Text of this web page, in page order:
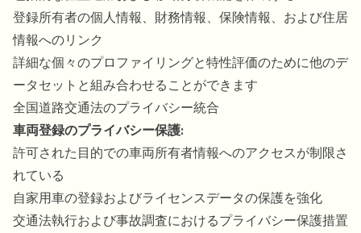
登録所有者の個人情報、財務情報、保険情報、および住居
情報へのリンク
詳細な個々のプロファイリングと特性評価のために他のデ
ータセットと組み合わせることができます
全国道路交通法のプライバシー統合
車両登録のプライバシー保護:
許可された目的での車両所有者情報へのアクセスが制限さ
れている
自家用車の登録およびライセンスデータの保護を強化
交通法執行および事故調査におけるプライバシー保護措置